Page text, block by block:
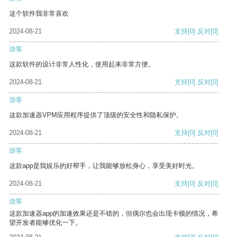
这个软件我非常喜欢
2024-08-21 支持[0] 反对[0]
游客
这款软件的设计非常人性化，使用起来非常方便。
2024-08-21 支持[0] 反对[0]
游客
这款加速器VPM应用程序提供了顶级的安全性和隐私保护。
2024-08-21 支持[0] 反对[0]
游客
这款app是我娱乐的好帮手，让我能够放松身心，享受美好时光。
2024-08-21 支持[0] 反对[0]
游客
这款加速器app的加速效果还是不错的，但偶尔也会出现卡顿的情况，希
望开发者能够优化一下。